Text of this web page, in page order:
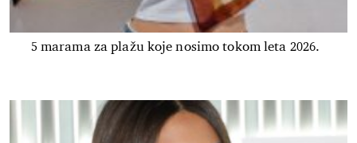
5 marama za plažu koje nosimo tokom leta 2026.